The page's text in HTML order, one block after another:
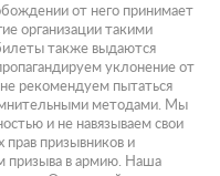
от него принимает
организации такими
также выдаются
уклонение от
не рекомендуем пытаться
методами. Мы
и не навязываем свои
прав призывников и
призыва в армию. Наша